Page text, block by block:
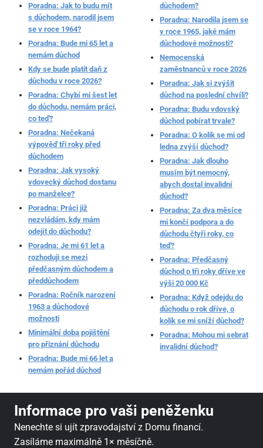
Poradna: Jak to budu mít
s důchodem, narodil jsem
se v roce 1964?
Poradna: Bude mi 65 let a
nemám důchod
Kdy se bude platit daň z
důchodu v roce 2026?
Poradna: Chybí mi šest let
do důchodu, nemám práci,
co teď?
Poradna: Nečekaná
výpověď tři roky před
důchodem
Poradna: Jak vysoký
vdovecký důchod dostanu
po manželce?
Poradna: Práci již
nezvládám, kdy mám
odejít do důchodu?
Poradna: Je mi 61 let a
rozhoduji se mezi
předčasným důchodem a
předdůchodem
Poradna: Ročník narození
1963 a důchodové
možnosti
Minimální doba pojištění
pro přiznání důchodu
Poradna: Bude mi 66 let a
nemám pořád důchod
důchodem?
Poradna: Narodila jsem se
v roce 1965, jaké mám
důchodové možnosti?
Nemocenská
zaměstnanců v roce 2026
Poradna: Jak si zvýšit
důchod na poslední chvíli?
Poradna: Budu vdovský
důchod pobírat trvale?
Poradna: O kolik se mi od
ledna zvýší důchod?
Poradna: Jak dlouho
musím být nemocný,
abych dostal invalidní
důchod?
Poradna: Za dva měsíce
mi končí podpora a do
důchodu čtyři roky, co
teď?
Poradna: Předčasný
důchod o tři roky dříve ve
výši 20 000 Kč
Poradna: Když odejdu do
důchodu o rok dříve, o
kolik se mi sníží důchod?
Poradna: Mohou mi sebrat
invalidní důchod?
Informace pro vaši peněženku
Nenechte si ujít zpravodajství z Domu financí.
Zasíláme maximálně 1× měsíčně.